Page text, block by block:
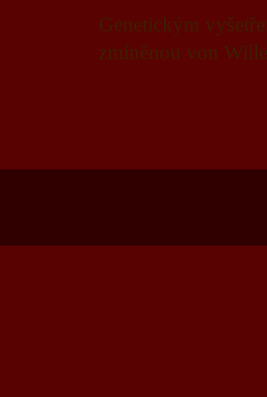
Genetickým
zmíněnou von